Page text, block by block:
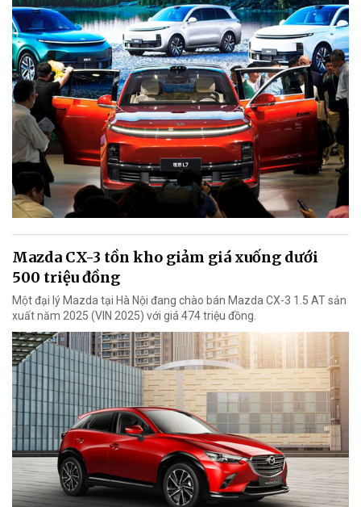
Mazda CX-3 tồn kho giảm giá xuống dưới
500 triệu đồng
Một đại lý Mazda tại Hà Nội đang chào bán Mazda CX-3 1.5 AT sản
xuất năm 2025 (VIN 2025) với giá 474 triệu đồng.